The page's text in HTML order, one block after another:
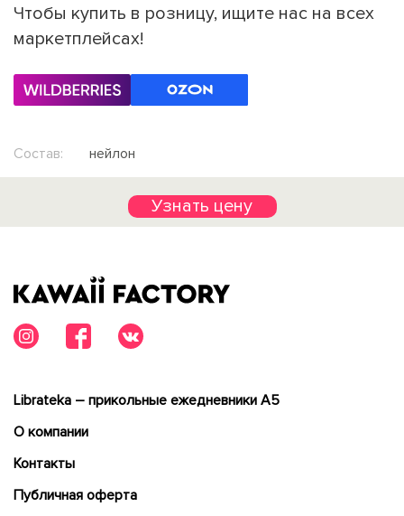
Чтобы купить в розницу, ищите нас на всех
маркетплейсах!
Состав: нейлон
Узнать цену
Librateka – прикольные ежедневники А5
О компании
Контакты
Публичная оферта